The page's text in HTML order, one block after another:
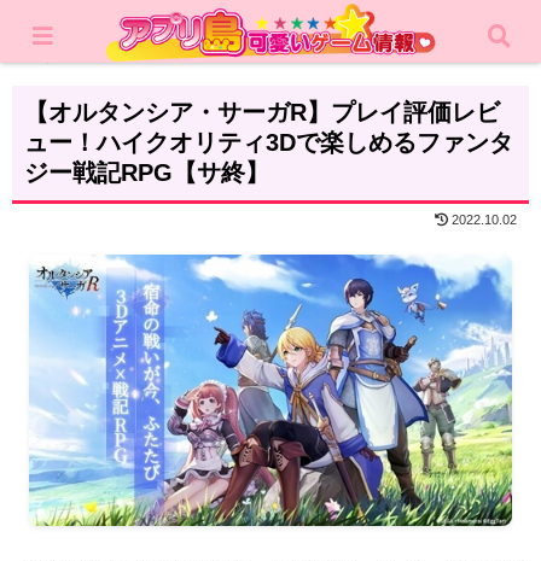
レビュー RPG
【オルタンシア・サーガR】プレイ評価レビ
ュー！ハイクオリティ3Dで楽しめるファンタ
ジー戦記RPG【サ終】
2022.10.02